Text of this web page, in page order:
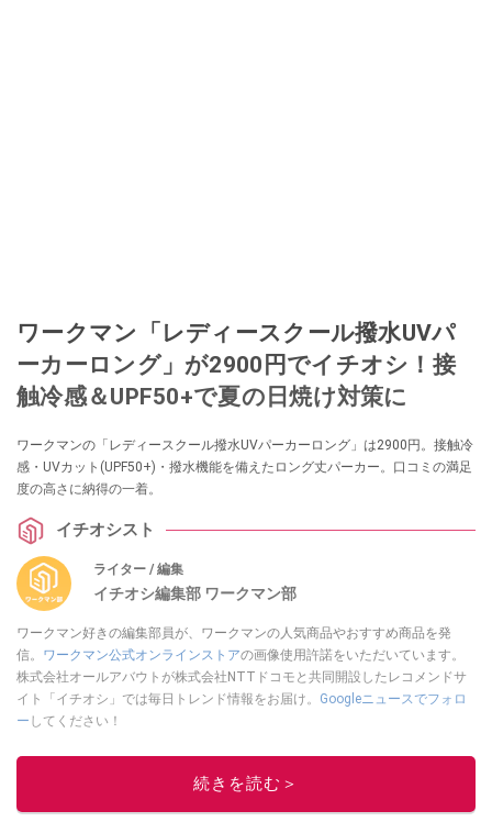
ワークマン「レディースクール撥水UVパ
ーカーロング」が2900円でイチオシ！接
触冷感＆UPF50+で夏の日焼け対策に
ワークマンの「レディースクール撥水UVパーカーロング」は2900円。接触冷
感・UVカット(UPF50+)・撥水機能を備えたロング丈パーカー。口コミの満足
度の高さに納得の一着。
イチオシスト
ライター / 編集
イチオシ編集部 ワークマン部
ワークマン好きの編集部員が、ワークマンの人気商品やおすすめ商品を発
信。 ワークマン公式オンラインストアの画像使用許諾をいただいています。
株式会社オールアバウトが株式会社NTTドコモと共同開設したレコメンドサ
イト「イチオシ」では毎日トレンド情報をお届け。 Googleニュースでフォロ
ー してください！
このイチオシストの他の記事を読む
続きを読む＞